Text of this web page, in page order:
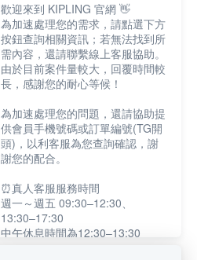
歡迎來到 KIPLING 官網 👋
為加速處理您的需求，請點選下方
按鈕查詢相關資訊；若無法找到所
需內容，還請聯繫線上客服協助。
由於目前案件量較大，回覆時間較
長，感謝您的耐心等候！
為加速處理您的問題，還請協助提
供會員手機號碼或訂單編號(TG開
頭)，以利客服為您查詢確認，謝
謝您的配合。
⏰真人客服服務時間
週一～週五 09:30–12:30、
13:30–17:30
中午休息時間為12:30–13:30